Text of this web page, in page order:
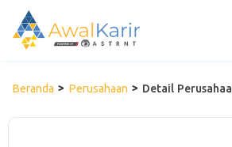
Beranda Perusahaan Detail